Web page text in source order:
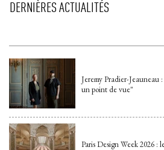
DERNIÈRES ACTUALITÉS
Jeremy Pradier-
un point de vue"
Paris Design Week 2026 :